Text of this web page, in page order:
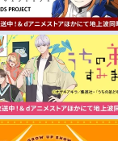
秋アニメ
冬アニメ